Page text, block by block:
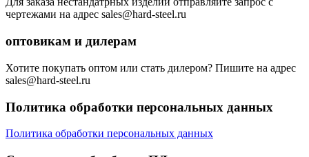
чертежами на адрес sales@hard-steel.ru
оптовикам и дилерам
Хотите покупать оптом или стать дилером? Пишите на адрес
sales@hard-steel.ru
Политика обработки персональных данных
Политика обработки персональных данных